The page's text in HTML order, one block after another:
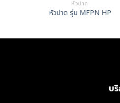
หัวปาด
หัวปาด รุ่น MFPN HP
บ